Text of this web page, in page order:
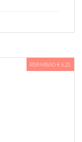
RISPARMIO € 6,20